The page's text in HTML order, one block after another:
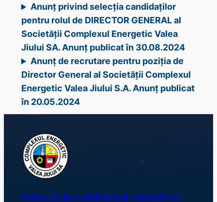
Anunț privind selecția candidaților
pentru rolul de DIRECTOR GENERAL al
Societății Complexul Energetic Valea
Jiului SA. Anunț publicat în 30.08.2024
Anunț de recrutare pentru poziția de
Director General al Societății Complexul
Energetic Valea Jiului S.A. Anunț publicat
în 20.05.2024
SOCIETATEA COMPLEXUL ENERGETIC